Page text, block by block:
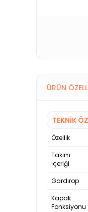
ÜRÜN
TEKNİK
Özellik
Takım
İçeriği
Gardırop
Kapak
Fonksiyonu